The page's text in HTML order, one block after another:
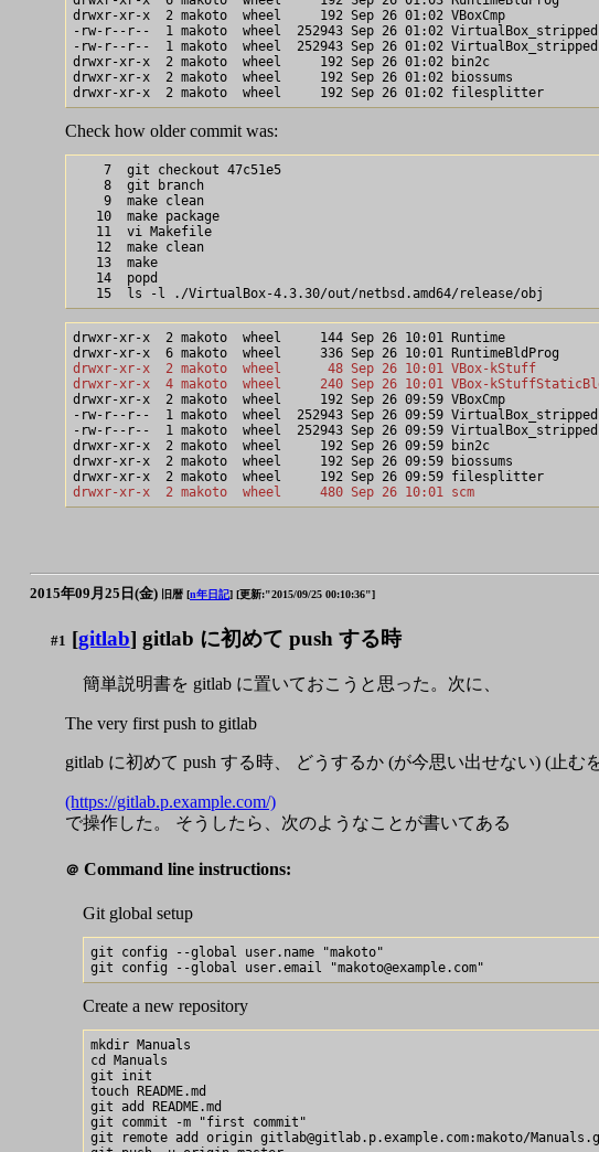
drwxr-xr-x  2 makoto  wheel     192 Sep 26 01:02 VBoxCmp
-rw-r--r--  1 makoto  wheel  252943 Sep 26 01:02
-rw-r--r--  1 makoto  wheel  252943 Sep 26 01:02
drwxr-xr-x  2 makoto  wheel     192 Sep 26 01:02 bin2c
drwxr-xr-x  2 makoto  wheel     192 Sep 26 01:02 biossums
Check how older commit was:
    7  git checkout 47c51e5
    8  git branch
    9  make clean
   10  make package
   11  vi Makefile
   12  make clean
   13  make
   14  popd
drwxr-xr-x  2 makoto  wheel     144 Sep 26 10:01 Runtime
drwxr-xr-x  2 makoto  wheel      48 Sep 26 10:01 VBox-kStuff
drwxr-xr-x  4 makoto  wheel     240 Sep 26 10:01 VBox-
drwxr-xr-x  2 makoto  wheel     192 Sep 26 09:59 VBoxCmp
-rw-r--r--  1 makoto  wheel  252943 Sep 26 09:59
-rw-r--r--  1 makoto  wheel  252943 Sep 26 09:59
drwxr-xr-x  2 makoto  wheel     192 Sep 26 09:59 bin2c
drwxr-xr-x  2 makoto  wheel     192 Sep 26 09:59 biossums
drwxr-xr-x  2 makoto  wheel     480 Sep 26 10:01 scm
2015年09月25日(金) 旧暦 [n年日記] [更新:"2015/09/25 00:10:36"]
#1 [gitlab] gitlab に初めて push する時
簡単説明書を gitlab に置いておこうと思った。次に、
The very first push to gitlab
gitlab に初めて push する時、 どうするか (が今思い出せない) (止む
(https://gitlab.p.example.com/)
で操作した。 そうしたら、次のようなことが書いてある
＠ Command line instructions:
Git global setup
git config --global user.name "makoto"
Create a new repository
mkdir Manuals
cd Manuals
git init
touch README.md
git add README.md
git commit -m "first commit"
git remote add origin gitlab@gitlab.p.example.com:makoto/